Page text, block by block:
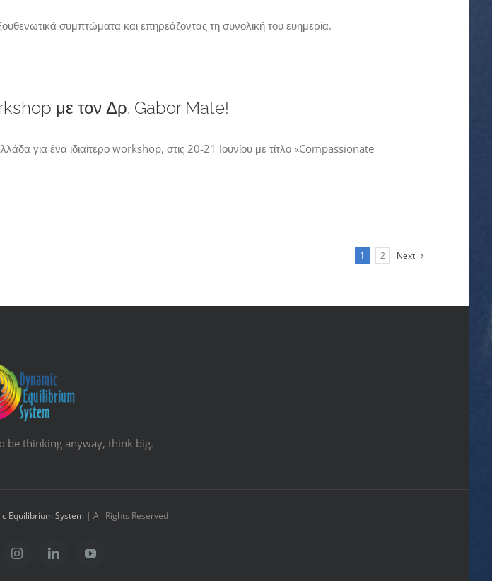
συμπτώματα και επηρεάζοντας τη συνολική του ευημερία.
με τον Δρ. Gabor Mate!
για ένα ιδιαίτερο workshop, στις 20-21 Ιουνίου με τίτλο «Compassionate
1 2 Next
be thinking anyway, think big.
Equilibrium System | All Rights Reserved
InstagramLinkedinYouTube